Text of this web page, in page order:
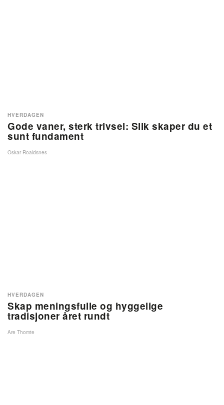
Gode vaner, sterk trivsel: Slik skaper du et
sunt fundament
HVERDAGEN
Oskar Roaldsnes
Skap meningsfulle og hyggelige
tradisjoner året rundt
HVERDAGEN
Are Thomte